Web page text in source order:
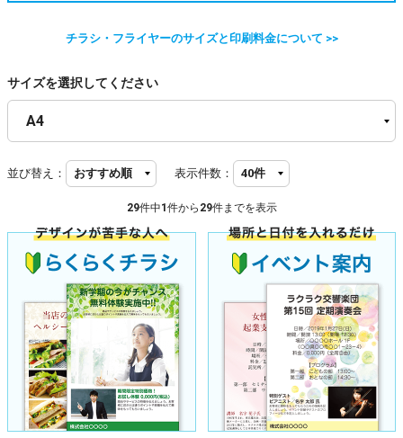
チラシ・フライヤーのサイズと印刷料金について >>
サイズを選択してください
並び替え： 表示件数：
29件中1 件から 29件までを表示